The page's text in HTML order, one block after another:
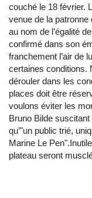
couché le 18 février.
venue de la patronne
au nom de l’égalité
confirmé dans son
franchement l’air de
certaines conditions.
dérouler dans les
places doit être
voulons éviter les
Bruno Bilde suscitant
qu’"un public trié,
Marine Le
plateau seront